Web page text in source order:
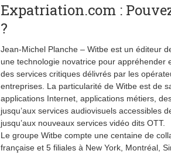
Expatriation.com :
?
Jean-Michel Planche – Witbe est un éditeur
une technologie novatrice pour
des services critiques délivrés par les
entreprises. La particularité de Witbe est de
applications Internet, applications métiers,
jusqu’aux services audiovisuels accessibles
jusqu’aux nouveaux services vidéo dits OTT.
Le groupe Witbe compte une centaine de
française et 5 filiales à New York, Montréal,